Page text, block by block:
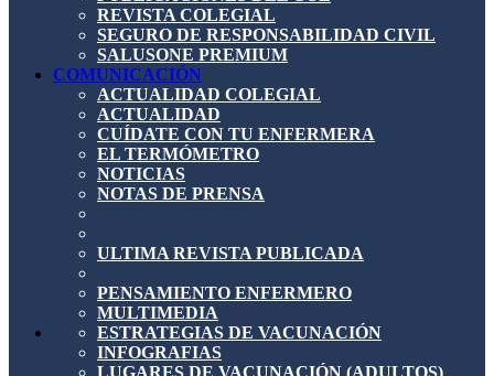
REVISTA COLEGIAL
SEGURO DE RESPONSABILIDAD CIVIL
SALUSONE PREMIUM
COMUNICACIÓN
ACTUALIDAD COLEGIAL
ACTUALIDAD
CUÍDATE CON TU ENFERMERA
EL TERMÓMETRO
NOTICIAS
NOTAS DE PRENSA
ULTIMA REVISTA PUBLICADA
PENSAMIENTO ENFERMERO
MULTIMEDIA
ESTRATEGIAS DE VACUNACIÓN
INFOGRAFIAS
LUGARES DE VACUNACIÓN (ADULTOS)